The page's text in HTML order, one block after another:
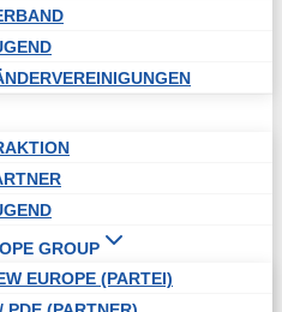
GROUP
EUROPE (PARTEI)